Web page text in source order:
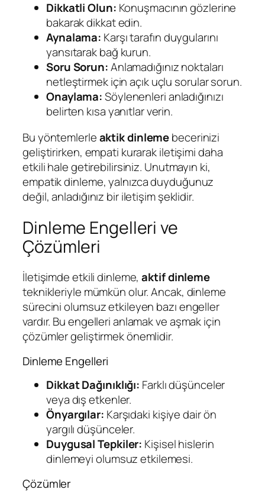
Dikkatli Olun: Konuşmacının gözlerine
bakarak dikkat edin.
Aynalama: Karşı tarafın duygularını
yansıtarak bağ kurun.
Soru Sorun:Anlamadığınız noktaları
netleştirmek için açık uçlu sorular sorun.
Onaylama:Söylenenleri anladığınızı
belirten kısa yanıtlar verin.
Bu yöntemlerleaktik dinlemebecerinizi
geliştirirken, empati kurarak iletişimi daha
etkili hale getirebilirsiniz. Unutmayın ki,
empatik dinleme, yalnızca duyduğunuz
değil, anladığınız bir iletişim şeklidir.
Dinleme Engelleri ve
Çözümleri
İletişimde etkili dinleme,aktif dinleme
teknikleriyle mümkün olur. Ancak, dinleme
sürecini olumsuz etkileyen bazı engeller
vardır. Bu engelleri anlamak ve aşmak için
çözümler geliştirmek önemlidir.
Dinleme Engelleri
Dikkat Dağınıklığı: Farklı düşünceler
veya dış etkenler.
Önyargılar: Karşıdaki kişiye dair ön
yargılı düşünceler.
Duygusal Tepkiler: Kişisel hislerin
dinlemeyi olumsuz etkilemesi.
Çözümler